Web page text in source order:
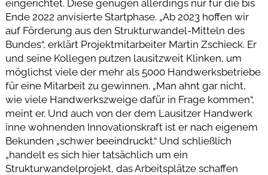
eingerichtet. Diese genügen allerdings nur für die bis
Ende 2022 anvisierte Startphase. „Ab 2023 hoffen wir
auf Förderung aus den Strukturwandel-Mitteln des
Bundes“, erklärt Projektmitarbeiter Martin Zschieck. Er
und seine Kollegen putzen lausitzweit Klinken, um
möglichst viele der mehr als 5000 Handwerksbetriebe
für eine Mitarbeit zu gewinnen. „Man ahnt gar nicht,
wie viele Handwerkszweige dafür in Frage kommen“,
meint er. Und auch von der dem Lausitzer Handwerk
inne wohnenden Innovationskraft ist er nach eigenem
Bekunden „schwer beeindruckt.“ Und schließlich
„handelt es sich hier tatsächlich um ein
Strukturwandelprojekt, das Arbeitsplätze schaffen